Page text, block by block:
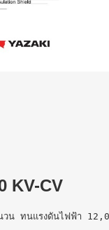
KV-CV
วน ทนแรงดันไฟฟ้า